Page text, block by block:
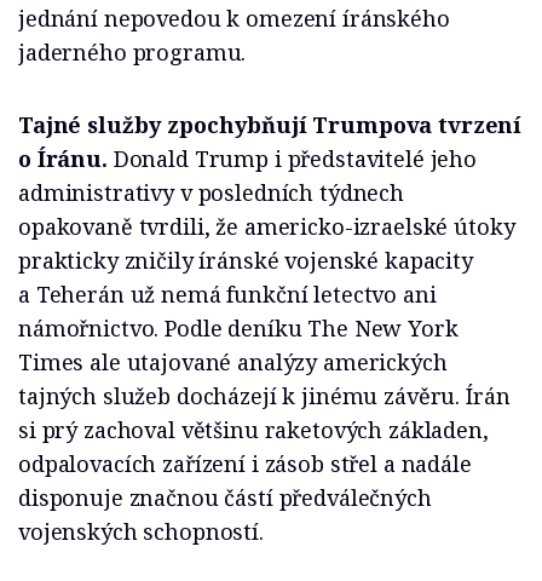
jednání nepovedou k omezení íránského
jaderného programu.
Tajné služby zpochybňují Trumpova tvrzení
o Íránu. Donald Trump i představitelé jeho
administrativy v posledních týdnech
opakovaně tvrdili, že americko-izraelské útoky
prakticky zničily íránské vojenské kapacity
a Teherán už nemá funkční letectvo ani
námořnictvo. Podle deníku The New York
Times ale utajované analýzy amerických
tajných služeb docházejí k jinému závěru. Írán
si prý zachoval většinu raketových základen,
odpalovacích zařízení i zásob střel a nadále
disponuje značnou částí předválečných
vojenských schopností.